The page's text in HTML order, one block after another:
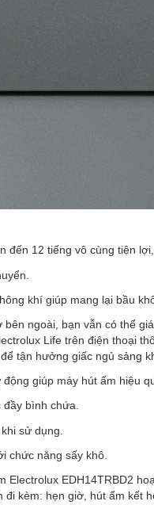
đến 12 tiếng vô cùng tiện
khí giúp mang lại bầu
ngoài, bạn vẫn có thể
Life trên điện thoại
tận hưởng giấc ngủ sảng
giúp máy hút ẩm hiệu
bình chứa.
sử dụng.
chức năng sấy khô.
Electrolux EDH14TRBD2
đi kèm: hẹn giờ, hút ẩm kết